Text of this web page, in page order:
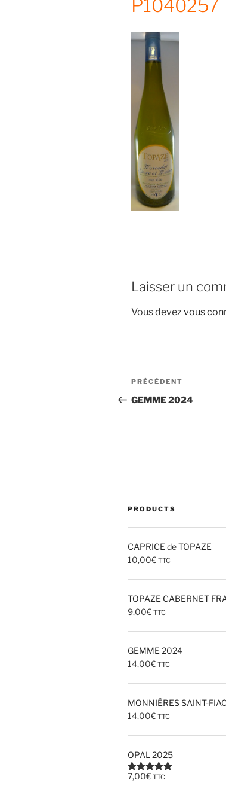
P1040257
Laisser un
Vous devezvous
Navigation
de
Article
précédent
PRÉCÉDENT
GEMME 2024
PRODUCTS
CAPRICE de TOPAZE
10,00€ TTC
TOPAZE CABERNET
9,00€ TTC
GEMME 2024
14,00€ TTC
MONNIÈRES SAINT-
14,00€ TTC
OPAL 2025
Note5.00
7,00€ TTC